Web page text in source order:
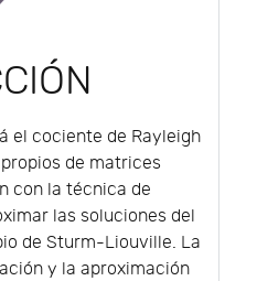
el cociente de Rayleigh
de matrices
con la técnica de
las soluciones del
de Sturm-Liouville. La
y la aproximación